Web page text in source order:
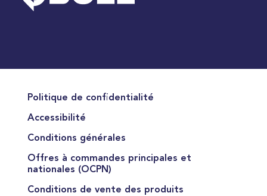
Politique de confidentialité
Accessibilité
Conditions générales
Offres à commandes principales et
nationales (OCPN)
Conditions de vente des produits